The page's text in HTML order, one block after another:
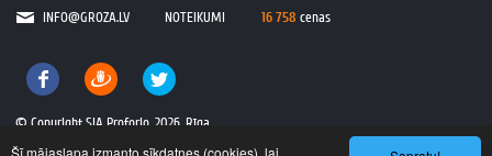
Šī mājaslapa izmanto sīkdatnes (cookies), lai
INFO@GROZA.LV
NOTEIKUMI
16 758 cenas
© Copyright SIA Proforio, 2026, Rīga